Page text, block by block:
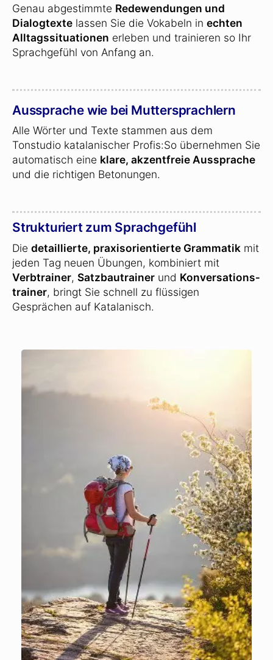
Genau abgestimmte Redewendungen und
Dialogtexte lassen Sie die Vokabeln in echten
Alltagssituationen erleben und trainieren so Ihr
Sprachgefühl von Anfang an.
Aussprache wie bei Muttersprachlern
Alle Wörter und Texte stammen aus dem
Tonstudio katalanischer Profis:So übernehmen Sie
automatisch eine klare, akzentfreie Aussprache
und die richtigen Betonungen.
Strukturiert zum Sprachgefühl
Die detaillierte, praxisorientierte Grammatik mit
jeden Tag neuen Übungen, kombiniert mit
Verbtrainer, Satzbautrainer und Konversations­
trainer, bringt Sie schnell zu flüssigen
Gesprächen auf Katalanisch.